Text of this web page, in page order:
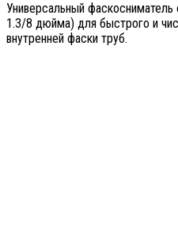
Универсальный
1.3/8 дюйма) для быстрого и
внутренней фаски труб.